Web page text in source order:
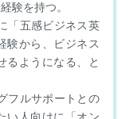
験を持つ。
「五感ビジネス英
験から、ビジネス
るようになる、と
フルサポートとの